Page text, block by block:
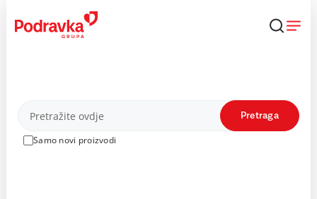
content
Proizvodi
Samo novi proizvodi
Pretraga